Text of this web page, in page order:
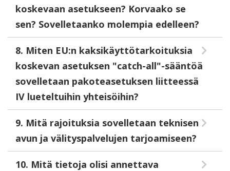
koskevaan asetukseen? Korvaako se
sen? Sovelletaanko molempia edelleen?
8. Miten EU:n kaksikäyttötarkoituksia
koskevan asetuksen "catch-all"-sääntöä
sovelletaan pakoteasetuksen liitteessä
IV lueteltuihin yhteisöihin?
9. Mitä rajoituksia sovelletaan teknisen
avun ja välityspalvelujen tarjoamiseen?
10. Mitä tietoja olisi annettava